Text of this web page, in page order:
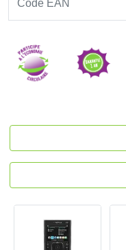
Code EAN